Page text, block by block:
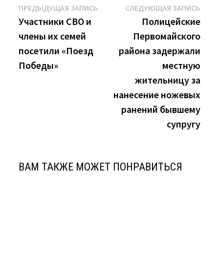
Навигация
по
записям
ПРЕДЫДУЩАЯ ЗАПИСЬ Предыдущая
Участники СВО и
члены их семей
посетили «Поезд
Победы»
СЛЕДУЮЩАЯ ЗАПИСЬ
Полицейские
Первомайского
района задержали
местную
жительницу за
нанесение ножевых
ранений бывшему
супругу
ВАМ ТАКЖЕ МОЖЕТ ПОНРАВИТЬСЯ